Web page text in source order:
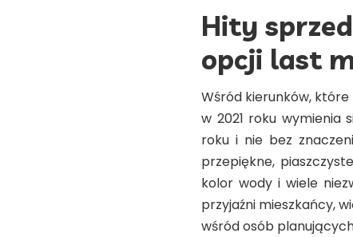
Hity
opcji last
Wśród kierunków,
w 2021 roku wymienia
roku i nie bez
przepiękne,
kolor wody i wiele
przyjaźni mieszkańcy,
wśród osób